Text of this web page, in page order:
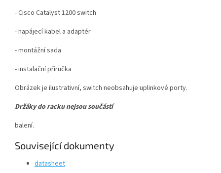
- Cisco Catalyst 1200 switch
- napájecí kabel a adaptér
- montážní sada
- instalační příručka
Obrázek je ilustrativní, switch neobsahuje uplinkové porty.
Držáky do racku nejsou součástí
balení.
Související dokumenty
datasheet